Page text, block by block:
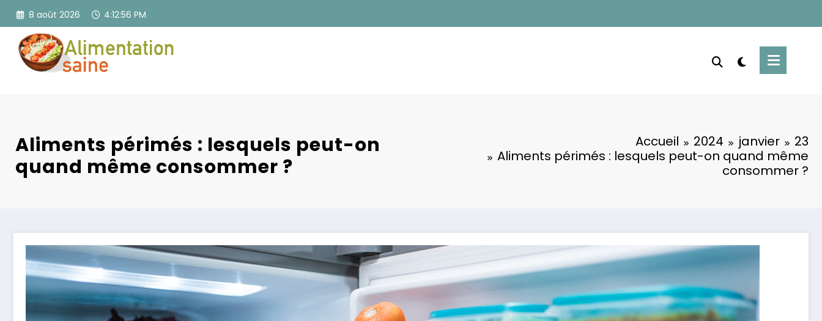
Aller
contenu
8 août 2026 4:12:58 PM
Aliments périmés : lesquels peut-on
quand même consommer ?
Accueil 2024 janvier
23
Aliments périmés : lesquels peut-on quand même
consommer ?